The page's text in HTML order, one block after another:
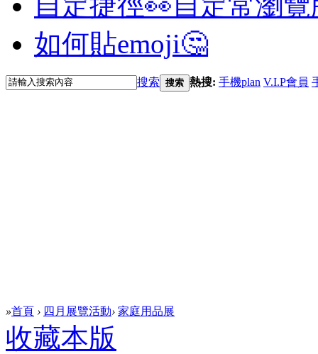
如何貼emoji🤔
搜索 搜索 熱搜: 手機plan V.I.P會員
»首頁 › 四月展覽活動› 家庭用品展
收藏本版